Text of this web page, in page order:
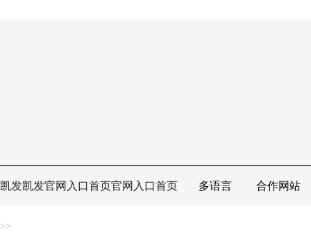
凯发凯发官网入口首页官网入口首页 多语言 合作网站
>>